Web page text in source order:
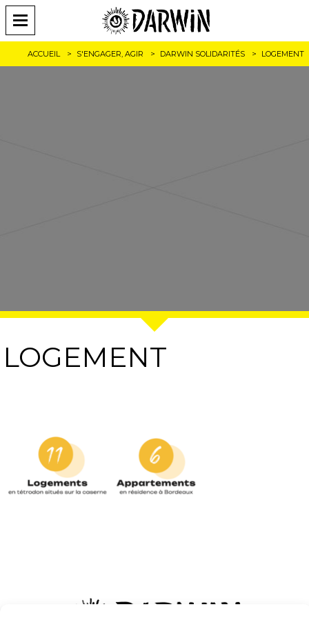
ACCUEIL S'ENGAGER, AGIR DARWIN SOLIDARITÉS LOGEMENT
LOGEMENT